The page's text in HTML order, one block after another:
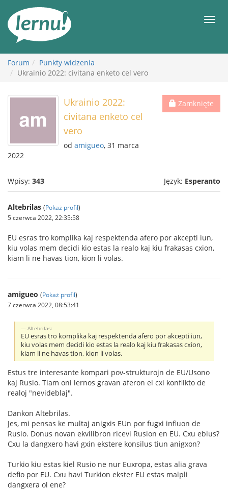
Forum
Punkty widzenia
Ukrainio 2022: civitana enketo cel vero
Zamknięte
Ukrainio 2022:
civitana enketo cel
vero
od amigueo, 31 marca
2022
Wpisy: 343 Język: Esperanto
Altebrilas (Pokaż profil)
5 czerwca 2022, 22:35:58
EU esras tro komplika kaj respektenda afero por akcepti iun,
kiu volas mem decidi kio estas la realo kaj kiu frakasas cxion,
kiam li ne havas tion, kion li volas.
amigueo (Pokaż profil)
7 czerwca 2022, 08:53:41
Altebrilas:
EU esras tro komplika kaj respektenda afero por akcepti iun,
kiu volas mem decidi kio estas la realo kaj kiu frakasas cxion,
kiam li ne havas tion, kion li volas.
Estus tre interesante kompari pov-strukturojn de EU/Usono
kaj Rusio. Tiam oni lernos gravan aferon el cxi konflikto de
realoj "nevideblaj".
Dankon Altebrilas.
Jes, mi pensas ke multaj anigxis EUn por fugxi influon de
Rusio. Donus novan ekvilibron ricevi Rusion en EU. Cxu eblus?
Cxu la dangxero havi gxin ekstere konsilus tiun anigxon?
Turkio kiu estas kiel Rusio ne nur Euxropa, estas alia grava
defio por EU. Cxu havi Turkion ekster EU estas malpli
dangxera ol ene?